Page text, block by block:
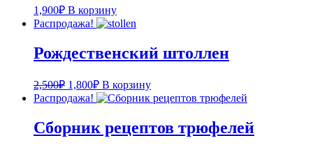
1,900₽ В корзину
Распродажа!
Рождественский штоллен
2,500₽ 1,800₽ В корзину
Распродажа!
Сборник рецептов трюфелей